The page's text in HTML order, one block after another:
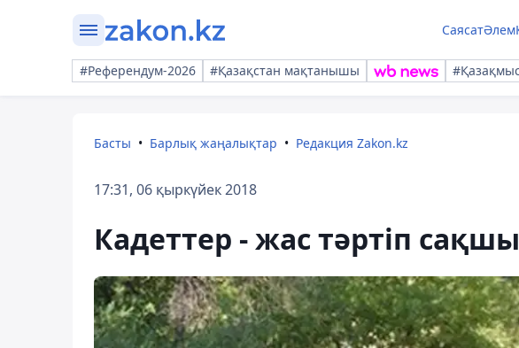
СаясатӘлем
#Референдум-2026 #Қазақстан мақтанышы #Қазақмыс
Басты Барлық жаңалықтар Редакция Zakon.kz
17:31, 06 қыркүйек 2018
Кадеттер - жас тәртіп